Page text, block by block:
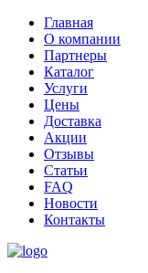
Главная
О компании
Партнеры
Каталог
Услуги
Цены
Доставка
Акции
Отзывы
Статьи
FAQ
Новости
Контакты